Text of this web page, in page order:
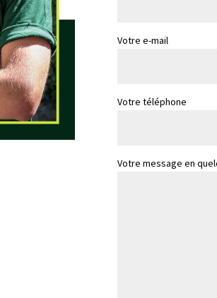
Votre e-mail
Votre téléphone
Votre message en